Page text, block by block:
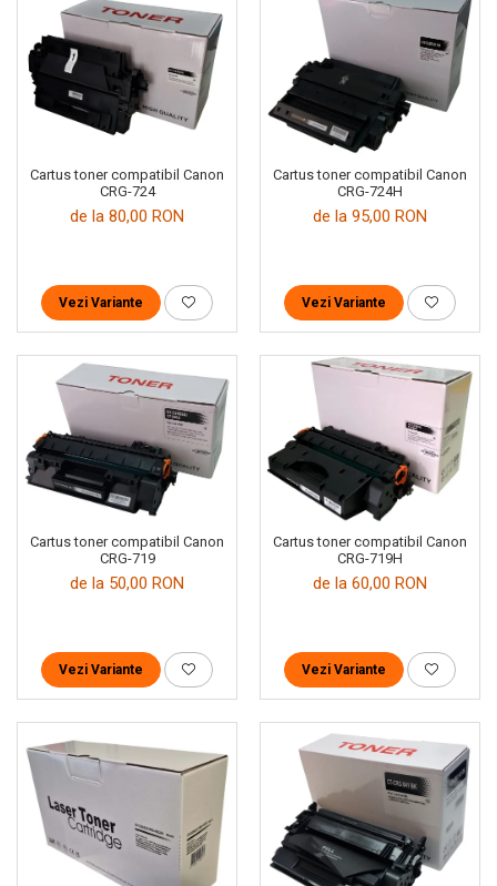
Cartus toner compatibil Canon
CRG-724
de la 80,00 RON
Vezi Variante
Cartus toner compatibil Canon
CRG-724H
de la 95,00 RON
Vezi Variante
Cartus toner compatibil Canon
CRG-719
de la 50,00 RON
Vezi Variante
Cartus toner compatibil Canon
CRG-719H
de la 60,00 RON
Vezi Variante